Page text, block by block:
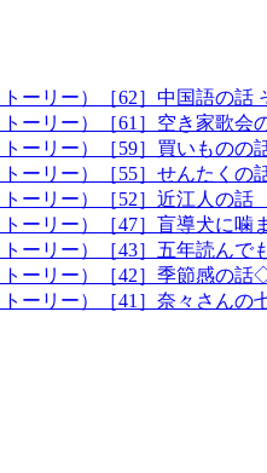
ーリー）［62］中国語の話
ーリー）［61］空き家歌会
ーリー）［59］買いもの
ーリー）［55］せんたく
ーリー）［52］近江人の
ーリー）［47］盲導犬に噛
ーリー）［43］五年読ん
ーリー）［42］季節感の話
ーリー）［41］奈々さん